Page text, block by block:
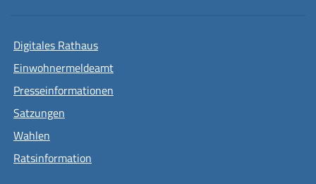
Digitales Rathaus
Einwohnermeldeamt
Presseinformationen
Satzungen
Wahlen
Ratsinformation